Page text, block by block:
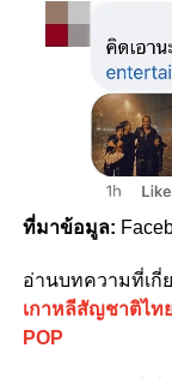
ที่มาข้อมูล:
อ่านบทความที่เกี่
เกาหลีสัญชาติไท
POP